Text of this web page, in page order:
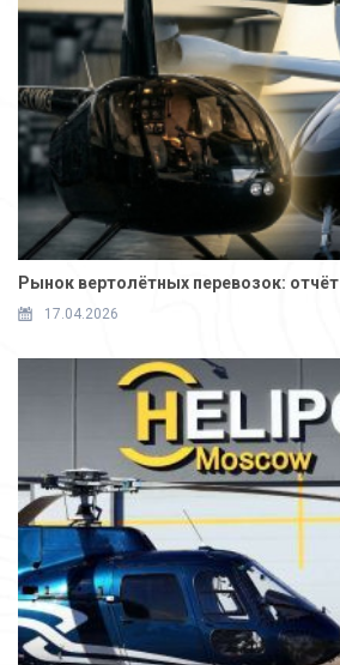
Рынок вертолётных перевозок: отчёт
17.04.2026